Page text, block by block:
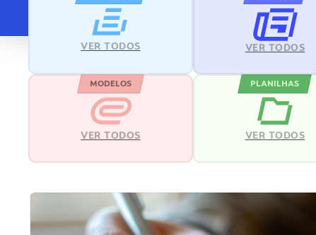
VER TODOS VER TODOS
MODELOS
VER TODOS
PLANILHAS
VER TODOS